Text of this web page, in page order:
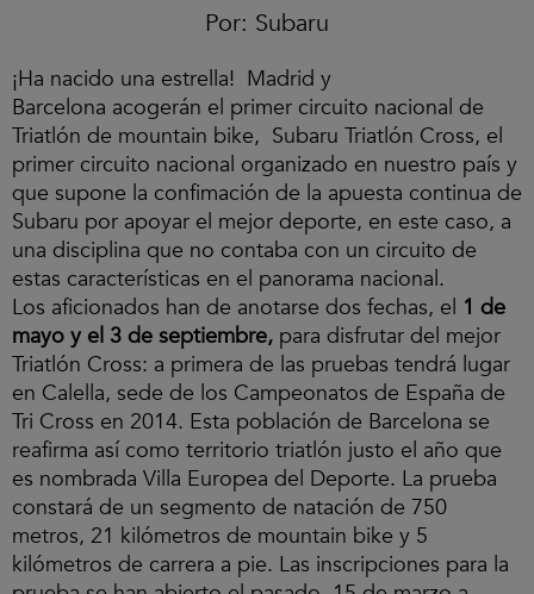
Por: Subaru
¡Ha nacido una estrella! Madrid y
Barcelona acogerán el primer circuito nacional de
Triatlón de mountain bike, Subaru Triatlón Cross, el
primer circuito nacional organizado en nuestro país y
que supone la confimación de la apuesta continua de
Subaru por apoyar el mejor deporte, en este caso, a
una disciplina que no contaba con un circuito de
estas características en el panorama nacional.
Los aficionados han de anotarse dos fechas, el 1 de
mayo y el 3 de septiembre, para disfrutar del mejor
Triatlón Cross: a primera de las pruebas tendrá lugar
en Calella, sede de los Campeonatos de España de
Tri Cross en 2014. Esta población de Barcelona se
reafirma así como territorio triatlón justo el año que
es nombrada Villa Europea del Deporte. La prueba
constará de un segmento de natación de 750
metros, 21 kilómetros de mountain bike y 5
kilómetros de carrera a pie. Las inscripciones para la